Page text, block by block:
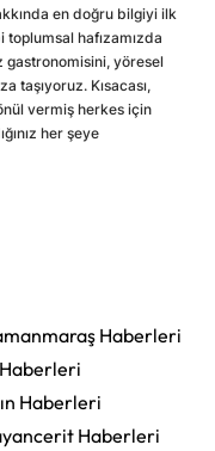
en doğru bilgiyi ilk
hafızamızda
gastronomisini, yöresel
taşıyoruz. Kısacası,
vermiş herkes için
her şeye
Haberleri
Haberleri
Haberleri